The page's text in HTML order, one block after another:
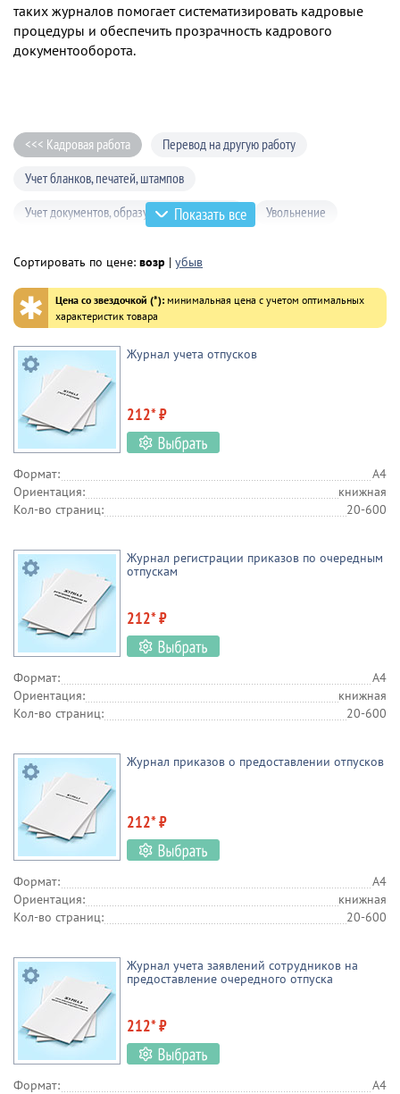
таких журналов помогает систематизировать кадровые
процедуры и обеспечить прозрачность кадрового
документооборота.
<<< Кадровая работа
Перевод на другую работу
Учет бланков, печатей, штампов
Учет документов, образующих переписку
Увольнение
Командировки, сверхурочная работа
Регламент работы отдела кадров
Отпуски и дополнительные дни отдыха
Прием на работу
Состав работников
Военно-учетный стол
Показать все
Сортировать по цене: возр | убыв
✱ Цена со звездочкой (*): минимальная цена с учетом оптимальных
характеристик товара
Журнал учета отпусков
212* ₽
Формат:
А4
Ориентация:
книжная
Кол-во страниц:
20-600
Журнал регистрации приказов по очередным
отпускам
212* ₽
Формат:
А4
Ориентация:
книжная
Кол-во страниц:
20-600
Журнал приказов о предоставлении отпусков
212* ₽
Формат:
А4
Ориентация:
книжная
Кол-во страниц:
20-600
Журнал учета заявлений сотрудников на
предоставление очередного отпуска
212* ₽
Формат:
А4